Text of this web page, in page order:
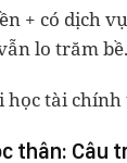
+ có dịch
lo trăm
học tài
thân: Câu